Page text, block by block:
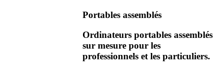
Portables assemblés
Ordinateurs portables assemblés
sur mesure pour les
professionnels et les particuliers.